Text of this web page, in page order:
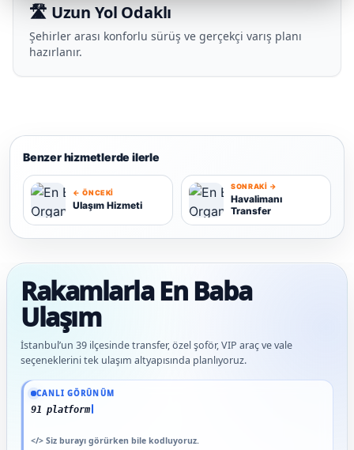
🛣️ Uzun Yol Odaklı
Şehirler arası konforlu sürüş ve gerçekçi varış planı
hazırlanır.
Benzer hizmetlerde ilerle
← ÖNCEKI
Ulaşım Hizmeti
SONRAKI →
Havalimanı
Transfer
Rakamlarla En Baba
Ulaşım
İstanbul’un 39 ilçesinde transfer, özel şoför, VIP araç ve vale
seçeneklerini tek ulaşım altyapısında planlıyoruz.
CANLI GÖRÜNÜM
91 platform genelinde onaylı
</> Siz burayı görürken bile kodluyoruz.
Güncel veriler: 1.291+ En Baba ağı hizmet deneyimi; 91 platform genelinde